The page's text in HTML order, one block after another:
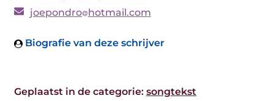
joepondro hotmail.com
Biografie van deze schrijver
Geplaatst in de categorie: songtekst